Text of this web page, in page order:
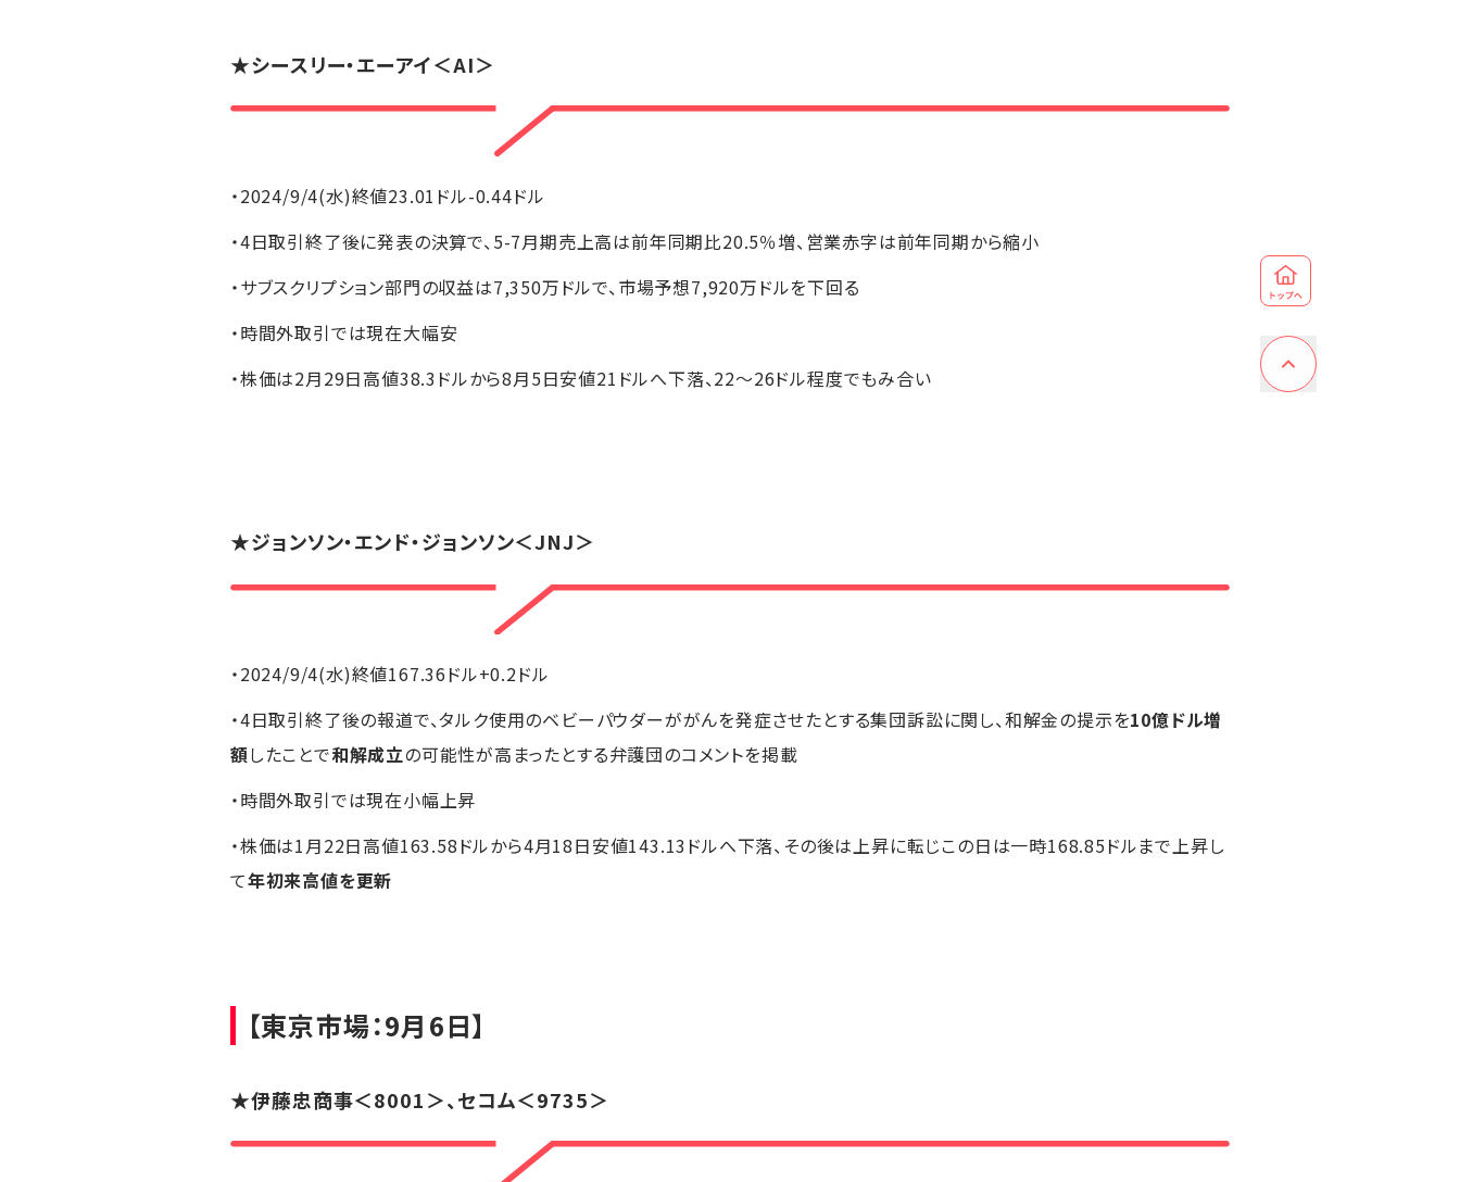
★シースリー・エーアイ＜AI＞
・2024/9/4(水)終値23.01ドル-0.44ドル
・4日取引終了後に発表の決算で、5-7月期売上高は前年同期比20.5％増、営業赤字は前年同期から縮小
・サブスクリプション部門の収益は7,350万ドルで、市場予想7,920万ドルを下回る
・時間外取引では現在大幅安
・株価は2月29日高値38.3ドルから8月5日安値21ドルへ下落、22～26ドル程度でもみ合い
★ジョンソン・エンド・ジョンソン＜JNJ＞
・2024/9/4(水)終値167.36ドル+0.2ドル
・4日取引終了後の報道で、タルク使用のベビーパウダーががんを発症させたとする集団訴訟に関し、和解金の提示を10億ドル増
額したことで和解成立の可能性が高まったとする弁護団のコメントを掲載
・時間外取引では現在小幅上昇
・株価は1月22日高値163.58ドルから4月18日安値143.13ドルへ下落、その後は上昇に転じこの日は一時168.85ドルまで上昇し
て年初来高値を更新
【東京市場：9月6日】
★伊藤忠商事＜8001＞、セコム＜9735＞